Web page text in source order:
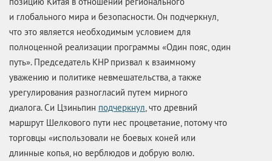
и глобального мира и безопасности. Он подчеркнул,
что это является необходимым условием для
полноценной реализации программы «Один пояс, один
путь». Председатель КНР призвал к взаимному
уважению и политике невмешательства, а также
урегулирования разногласий путем мирного
диалога. Си Цзиньпин подчеркнул, что древний
маршрут Шелкового пути нес процветание, потому что
торговцы «использовали не боевых коней или
длинные копья, но верблюдов и добрую волю.